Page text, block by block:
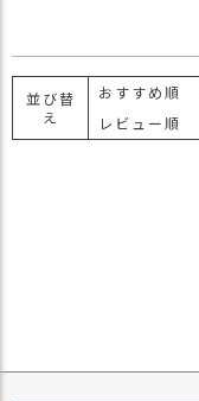
並び替
え
おすすめ順
レビュー順